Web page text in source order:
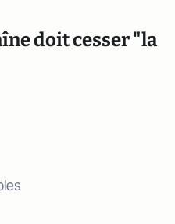
doit cesser "la